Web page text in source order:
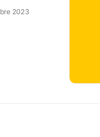
2023